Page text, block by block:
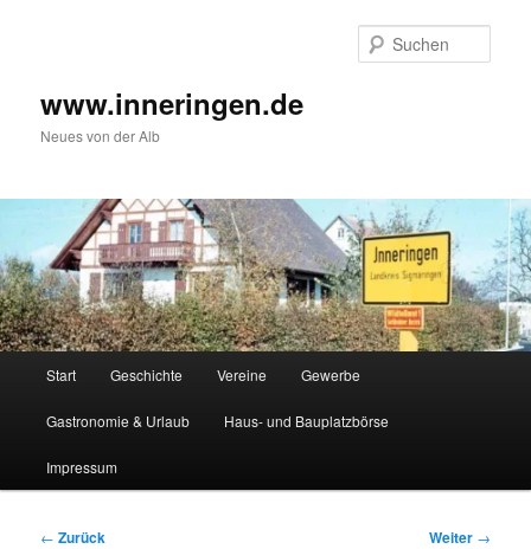
www.inneringen.de
Neues von der Alb
Start Geschichte Vereine Gewerbe
Gastronomie & Urlaub Haus- und Bauplatzbörse
Impressum
Beitragsnavigation
← Zurück Weiter →